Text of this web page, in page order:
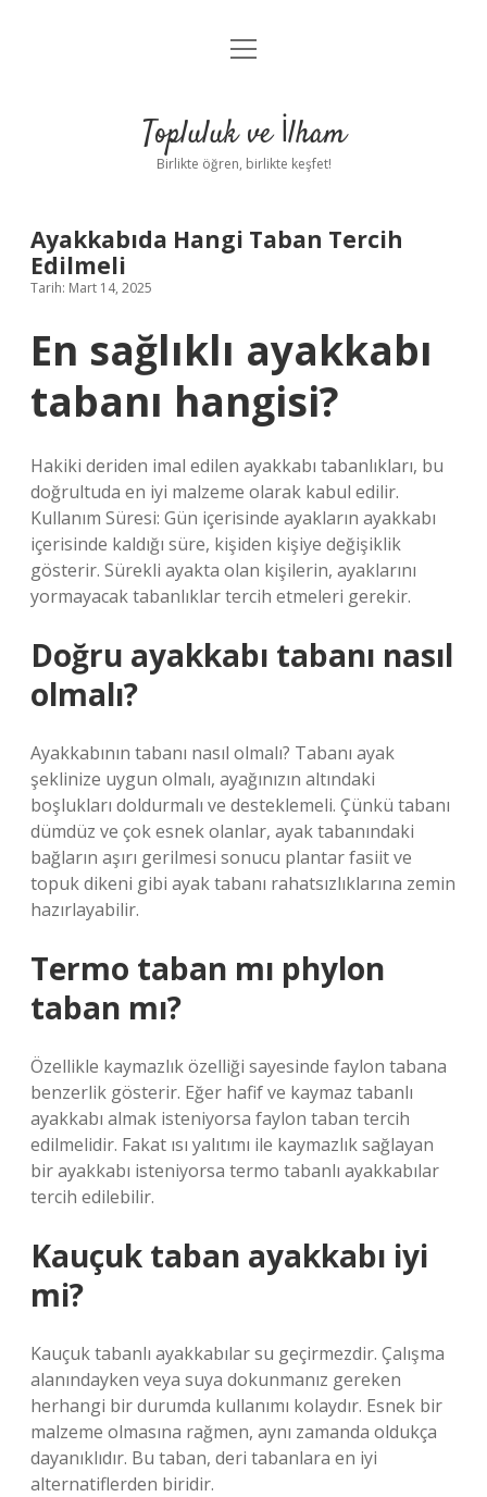
Anasayfa
Yasal Uyarı
menüyü
Topluluk ve İlham
Birlikte öğren, birlikte keşfet!
Ayakkabıda Hangi Taban Tercih
Edilmeli
Tarih: Mart 14, 2025
En sağlıklı ayakkabı
tabanı hangisi?
Hakiki deriden imal edilen ayakkabı tabanlıkları, bu
doğrultuda en iyi malzeme olarak kabul edilir.
Kullanım Süresi: Gün içerisinde ayakların ayakkabı
içerisinde kaldığı süre, kişiden kişiye değişiklik
gösterir. Sürekli ayakta olan kişilerin, ayaklarını
yormayacak tabanlıklar tercih etmeleri gerekir.
Doğru ayakkabı tabanı nasıl
olmalı?
Ayakkabının tabanı nasıl olmalı? Tabanı ayak
şeklinize uygun olmalı, ayağınızın altındaki
boşlukları doldurmalı ve desteklemeli. Çünkü tabanı
dümdüz ve çok esnek olanlar, ayak tabanındaki
bağların aşırı gerilmesi sonucu plantar fasiit ve
topuk dikeni gibi ayak tabanı rahatsızlıklarına zemin
hazırlayabilir.
Termo taban mı phylon
taban mı?
Özellikle kaymazlık özelliği sayesinde faylon tabana
benzerlik gösterir. Eğer hafif ve kaymaz tabanlı
ayakkabı almak isteniyorsa faylon taban tercih
edilmelidir. Fakat ısı yalıtımı ile kaymazlık sağlayan
bir ayakkabı isteniyorsa termo tabanlı ayakkabılar
tercih edilebilir.
Kauçuk taban ayakkabı iyi
mi?
Kauçuk tabanlı ayakkabılar su geçirmezdir. Çalışma
alanındayken veya suya dokunmanız gereken
herhangi bir durumda kullanımı kolaydır. Esnek bir
malzeme olmasına rağmen, aynı zamanda oldukça
dayanıklıdır. Bu taban, deri tabanlara en iyi
alternatiflerden biridir.